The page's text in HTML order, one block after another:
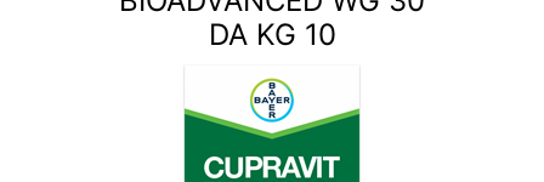
DA KG 10